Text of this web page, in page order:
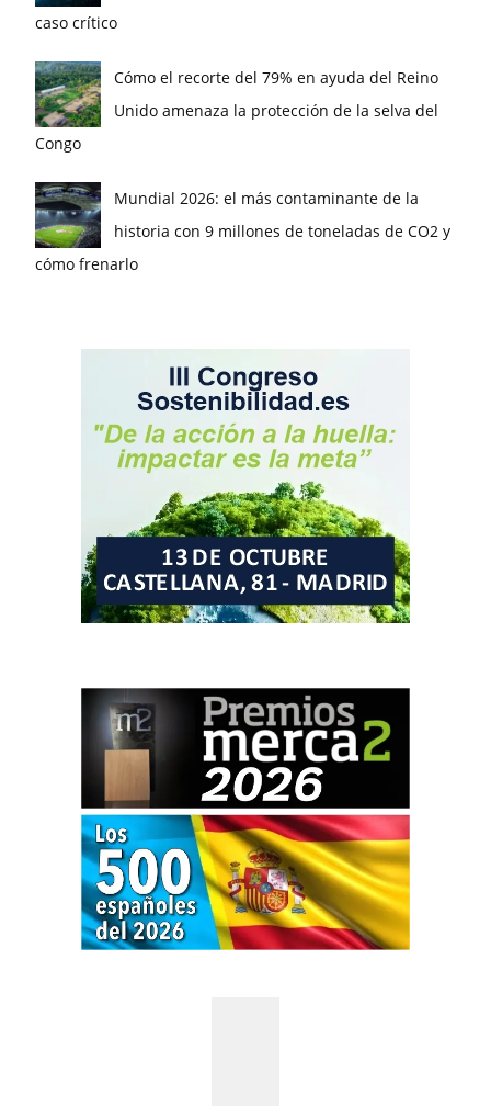
caso crítico
Cómo el recorte del 79% en ayuda del Reino
Unido amenaza la protección de la selva del
Congo
Mundial 2026: el más contaminante de la
historia con 9 millones de toneladas de CO2 y
cómo frenarlo